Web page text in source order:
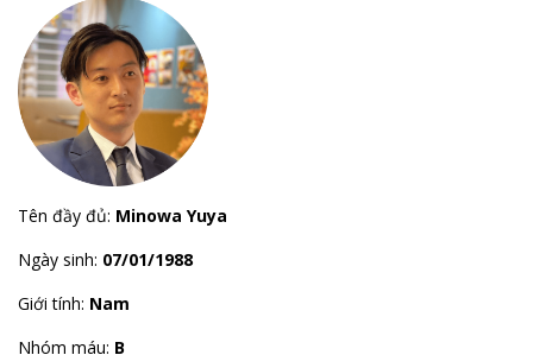
Tên đầy đủ: Minowa Yuya
Ngày sinh: 07/01/1988
Giới tính: Nam
Nhóm máu: B